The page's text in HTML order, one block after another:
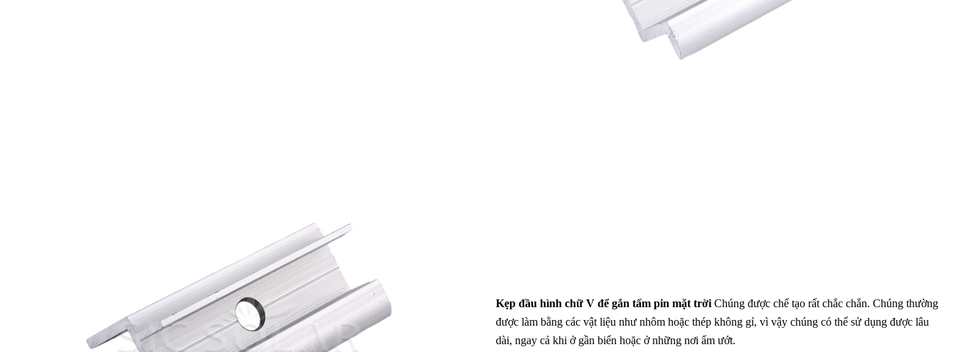
Kẹp đầu hình chữ V để gắn tấm pin mặt trời Chúng được chế tạo rất chắc chắn. Chúng thường
được làm bằng các vật liệu như nhôm hoặc thép không gỉ, vì vậy chúng có thể sử dụng được lâu
dài, ngay cả khi ở gần biển hoặc ở những nơi ẩm ướt.